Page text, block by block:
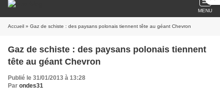
MENU
Accueil » Gaz de schiste : des paysans polonais tiennent tête au géant Chevron
Gaz de schiste : des paysans polonais tiennent
tête au géant Chevron
Publié le 31/01/2013 à 13:28
Par ondes31